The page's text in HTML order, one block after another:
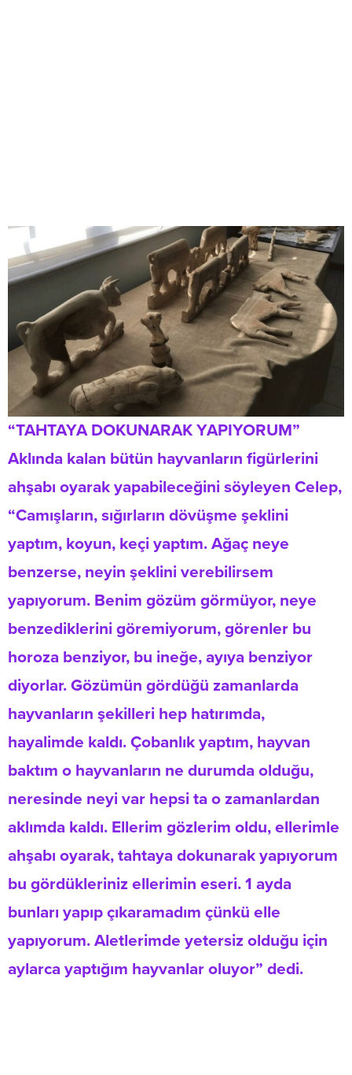
“TAHTAYA DOKUNARAK YAPIYORUM”
Aklında kalan bütün hayvanların figürlerini
ahşabı oyarak yapabileceğini söyleyen Celep,
“Camışların, sığırların dövüşme şeklini
yaptım, koyun, keçi yaptım. Ağaç neye
benzerse, neyin şeklini verebilirsem
yapıyorum. Benim gözüm görmüyor, neye
benzediklerini göremiyorum, görenler bu
horoza benziyor, bu ineğe, ayıya benziyor
diyorlar. Gözümün gördüğü zamanlarda
hayvanların şekilleri hep hatırımda,
hayalimde kaldı. Çobanlık yaptım, hayvan
baktım o hayvanların ne durumda olduğu,
neresinde neyi var hepsi ta o zamanlardan
aklımda kaldı. Ellerim gözlerim oldu, ellerimle
ahşabı oyarak, tahtaya dokunarak yapıyorum
bu gördükleriniz ellerimin eseri. 1 ayda
bunları yapıp çıkaramadım çünkü elle
yapıyorum. Aletlerimde yetersiz olduğu için
aylarca yaptığım hayvanlar oluyor” dedi.